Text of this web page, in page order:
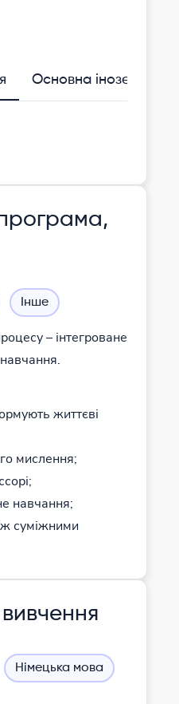
Основна іноземна
Інше
– інтегроване
життєві
мислення;
навчання;
суміжними
вивчення
Німецька мова